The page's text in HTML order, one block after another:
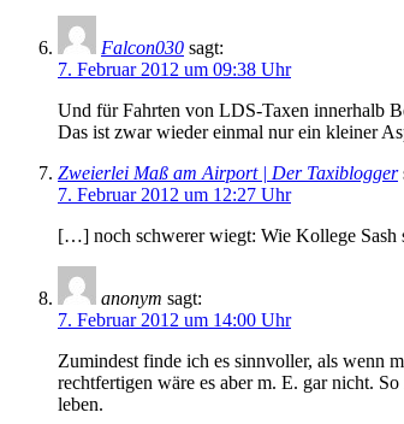
Falcon030 sagt:
7. Februar 2012 um 09:38 Uhr
Und für Fahrten von LDS-Taxen innerhalb
Das ist zwar wieder einmal nur ein kleiner
Zweierlei Maß am Airport | Der Taxiblogger
7. Februar 2012 um 12:27 Uhr
[…] noch schwerer wiegt: Wie Kollege
anonym sagt:
7. Februar 2012 um 14:00 Uhr
Zumindest finde ich es sinnvoller, als wenn
rechtfertigen wäre es aber m. E. gar nicht.
leben.